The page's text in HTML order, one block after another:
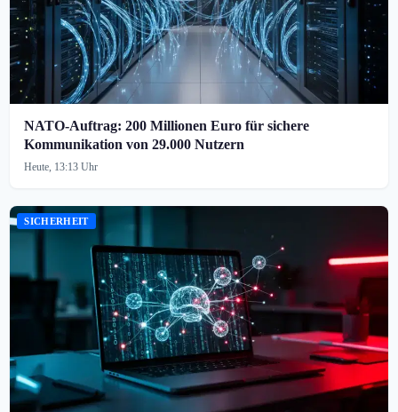
NATO-Auftrag: 200 Millionen Euro für sichere
Kommunikation von 29.000 Nutzern
Heute, 13:13 Uhr
SICHERHEIT